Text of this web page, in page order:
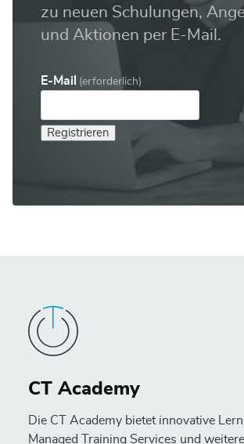
zu neuen Schulungen,
und Aktionen per E-Mail.
E-Mail (erforderlich)
Registrieren
CT Academy
Die CT Academy bietet innovative
Managed Training Services und weitere